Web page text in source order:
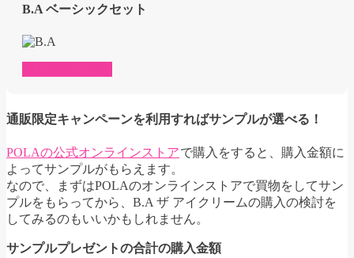
B.A ベーシックセット
通販限定キャンペーンを利用すればサンプルが選べる！
POLAの公式オンラインストアで購入をすると、購入金額に
よってサンプルがもらえます。
なので、まずはPOLAのオンラインストアで買物をしてサン
プルをもらってから、B.A ザ アイクリームの購入の検討を
してみるのもいいかもしれません。
サンプルプレゼントの合計の購入金額